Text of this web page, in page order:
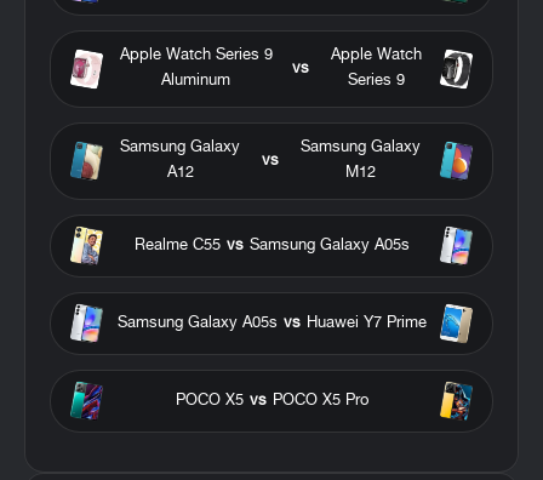
Apple Watch
Series 9
vs
Apple Watch Series 9
Aluminum
Samsung Galaxy
M12
vs
Samsung Galaxy
A12
Samsung Galaxy A05s
vs
Realme C55
Huawei Y7 Prime
vs
Samsung Galaxy A05s
POCO X5 Pro
vs
POCO X5